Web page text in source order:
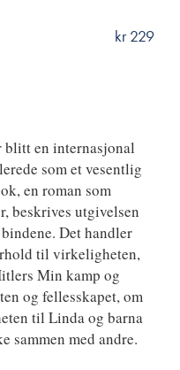
kr 229
blitt en internasjonal
som et vesentlig
en roman som
beskrives utgivelsen
Det handler
til virkeligheten,
Min kamp og
og fellesskapet, om
til Linda og barna
sammen med andre.